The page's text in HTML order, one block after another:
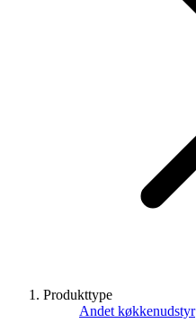
Produkttype
Andet køkkenudstyr